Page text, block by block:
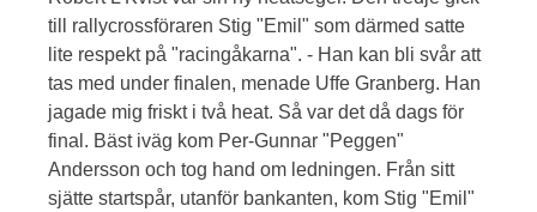
till rallycrossföraren Stig "Emil" som därmed satte
lite respekt på "racingåkarna". - Han kan bli svår att
tas med under finalen, menade Uffe Granberg. Han
jagade mig friskt i två heat. Så var det då dags för
final. Bäst iväg kom Per-Gunnar "Peggen"
Andersson och tog hand om ledningen. Från sitt
sjätte startspår, utanför bankanten, kom Stig "Emil"